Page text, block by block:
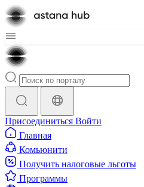
Присоединиться Войти
Главная
Комьюнити
Получить налоговые льготы
Программы